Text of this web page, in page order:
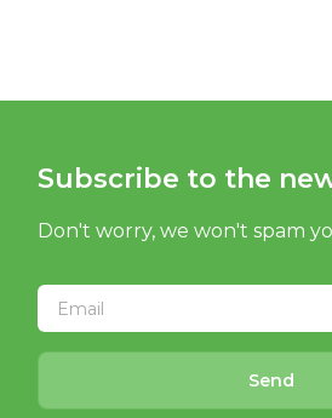
Subscribe to the
Don't worry, we won't spam
Send